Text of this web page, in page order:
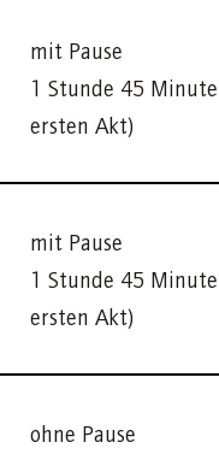
mit Pause
1 Stunde 45
ersten Akt)
mit Pause
1 Stunde 45
ersten Akt)
ohne Pause